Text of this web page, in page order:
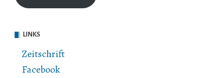
LINKS
Zeitschrift
Facebook